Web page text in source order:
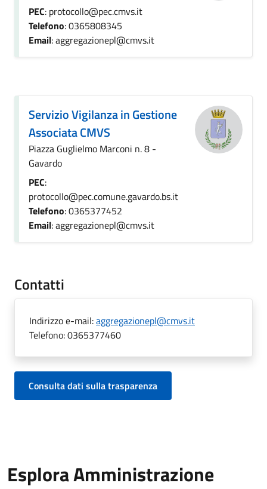
PEC: protocollo@pec.cmvs.it
Telefono: 0365808345
Email: aggregazionepl@cmvs.it
Servizio Vigilanza in Gestione
Associata CMVS
Piazza Guglielmo Marconi n. 8 -
Gavardo
PEC:
protocollo@pec.comune.gavardo.bs.it
Telefono: 0365377452
Email: aggregazionepl@cmvs.it
Contatti
Indirizzo e-mail:aggregazionepl@cmvs.it
Telefono:0365377460
Consulta dati sulla trasparenza
Esplora Amministrazione